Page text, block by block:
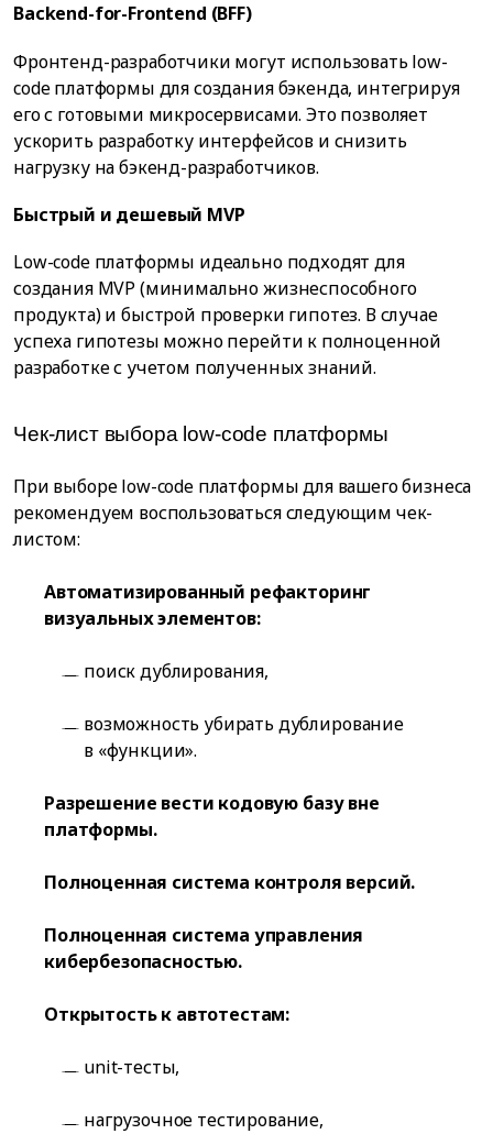
Backend-for-Frontend (BFF)
Фронтенд-разработчики могут использовать low-
code платформы для создания бэкенда, интегрируя
его с готовыми микросервисами. Это позволяет
ускорить разработку интерфейсов и снизить
нагрузку на бэкенд-разработчиков.
Быстрый и дешевый MVP
Low-code платформы идеально подходят для
создания MVP (минимально жизнеспособного
продукта) и быстрой проверки гипотез. В случае
успеха гипотезы можно перейти к полноценной
разработке с учетом полученных знаний.
Чек-лист выбора low-code платформы
При выборе low-code платформы для вашего бизнеса
рекомендуем воспользоваться следующим чек-
листом:
Автоматизированный рефакторинг
визуальных элементов:
поиск дублирования,
возможность убирать дублирование
в «функции».
Разрешение вести кодовую базу вне
платформы.
Полноценная система контроля версий.
Полноценная система управления
кибербезопасностью.
Открытость к автотестам:
unit-тесты,
нагрузочное тестирование,